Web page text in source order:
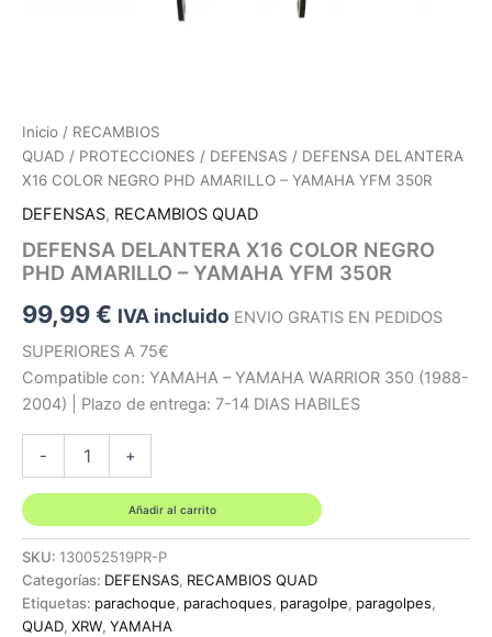
Inicio / RECAMBIOS
QUAD / PROTECCIONES / DEFENSAS / DEFENSA DELANTERA
X16 COLOR NEGRO PHD AMARILLO – YAMAHA YFM 350R
DEFENSAS, RECAMBIOS QUAD
DEFENSA DELANTERA X16 COLOR NEGRO
PHD AMARILLO – YAMAHA YFM 350R
99,99€ IVA incluido ENVIO GRATIS EN PEDIDOS
SUPERIORES A 75€
Compatible con: YAMAHA – YAMAHA WARRIOR 350 (1988-
2004) | Plazo de entrega: 7-14 DIAS HABILES
-
DELANTERA
COLOR
NEGRO
PHD
AMARILLO
-
YAMAHA
+
Añadir al carrito
SKU: 130052519PR-P
Categorías: DEFENSAS, RECAMBIOS QUAD
Etiquetas: parachoque, parachoques, paragolpe, paragolpes,
QUAD, XRW, YAMAHA